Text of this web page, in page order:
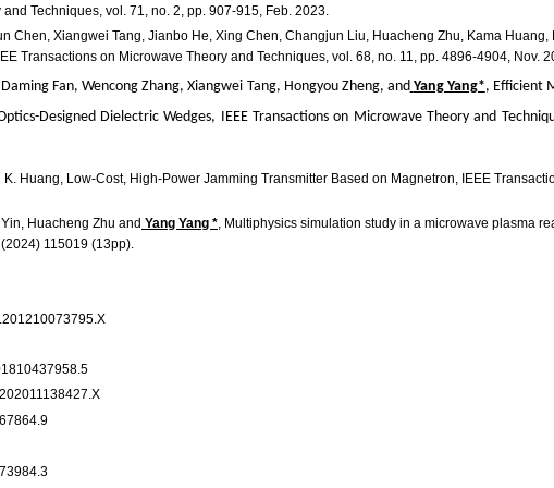
Techniques, vol. 71, no. 2, pp. 907-915, Feb. 2023.
Chen, Xiangwei Tang, Jianbo He, Xing Chen, Changjun Liu, Huacheng Zhu, Kama
Transactions on Microwave Theory and Techniques, vol. 68, no. 11, pp. 4896-4904, Nov.
Fan, Wencong Zhang, Xiangwei Tang, Hongyou Zheng, and Yang Yang*, Efficient
Designed Dielectric Wedges, IEEE Transactions on Microwave Theory and
K. Huang, Low-Cost, High-Power Jamming Transmitter Based on Magnetron, IEEE
Huacheng Zhu and Yang Yang *, Multiphysics simulation study in a microwave plasma
115019 (13pp).